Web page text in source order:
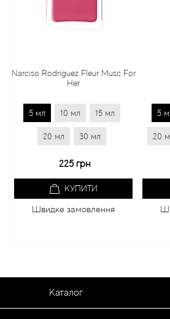
Narciso Rodriguez Fleur Musc For
Her
5 мл 10 мл 15 мл
20 мл 30 мл
225 грн
КУПИТИ
Швидке замовлення
5 мл
20 мл
Каталог